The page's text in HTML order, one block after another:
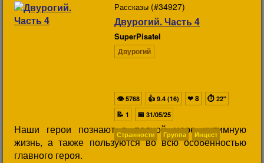
Рассказы (#34927)
Двурогий. Часть 4
SuperPisatel
Двурогий
Наши герои познают в полной мере интимную
жизнь, а также пользуются во всю особенностью
главного героя.
👁5768 👍 9.4 (16) ❤8 ⏱ 22"
📝 1 📅 31/05/25
Странности Группа Инцест